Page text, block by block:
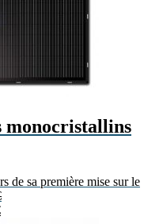
monocristallins
de sa première mise sur le